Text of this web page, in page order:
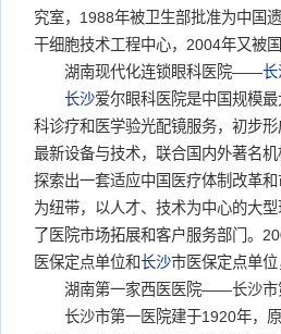
究室，1988年被卫生部批准为中国
干细胞技术工程中心，2004年又被
湖南现代化连锁眼科医院——长
长沙爱尔眼科医院是中国规模
科诊疗和医学验光配镜服务，初步
最新设备与技术，联合国内外著名
探索出一套适应中国医疗体制改革
为纽带，以人才、技术为中心的大
了医院市场拓展和客户服务部门。
医保定点单位和长沙市医保定点单
湖南第一家西医医院——长沙市
长沙市第一医院建于1920年，原